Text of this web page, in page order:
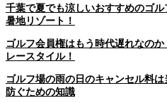
千葉で夏でも涼しいおすすめのゴ
暑地リゾート！
ゴルフ会員権はもう時代遅れなの
レースタイル！
ゴルフ場の雨の日のキャンセル料
防ぐための知識